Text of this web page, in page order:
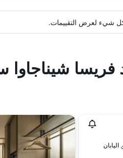
كل شيء لعرض التقييمات.
شيناجاوا